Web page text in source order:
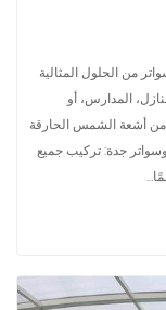
من الحلول المثالية
المدارس، أو
من أشعة الشمس الحارقة
جدة: تركيب جميع